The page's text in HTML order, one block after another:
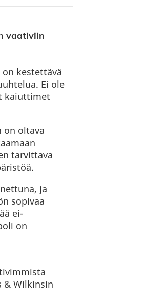
vaativiin
kestettävä
Ei ole
kaiuttimet
on oltava
tarvittava
ja
sopivaa
ei-
on
& Wilkinsin